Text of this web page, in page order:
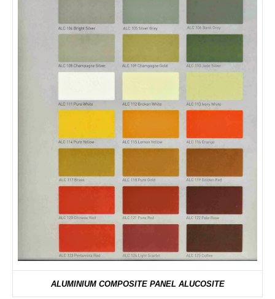
ALUMINIUM COMPOSITE PANEL ALUCOSITE